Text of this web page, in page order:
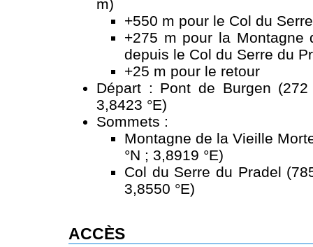
m)
+550 m pour le Col du
+275 m pour la Montagne
depuis le Col du Serre du
+25 m pour le retour
Départ : Pont de Burgen
3,8423 °E)
Sommets :
Montagne de la Vieille
°N ; 3,8919 °E)
Col du Serre du Pradel
3,8550 °E)
ACCÈS